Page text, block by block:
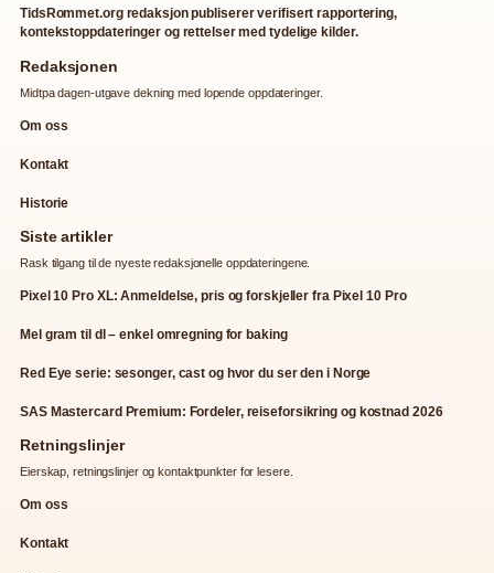
TidsRommet.org redaksjon publiserer verifisert rapportering,
kontekstoppdateringer og rettelser med tydelige kilder.
Redaksjonen
Midtpa dagen-utgave dekning med lopende oppdateringer.
Om oss
Kontakt
Historie
Siste artikler
Rask tilgang til de nyeste redaksjonelle oppdateringene.
Pixel 10 Pro XL: Anmeldelse, pris og forskjeller fra Pixel 10 Pro
Mel gram til dl – enkel omregning for baking
Red Eye serie: sesonger, cast og hvor du ser den i Norge
SAS Mastercard Premium: Fordeler, reiseforsikring og kostnad 2026
Retningslinjer
Eierskap, retningslinjer og kontaktpunkter for lesere.
Om oss
Kontakt